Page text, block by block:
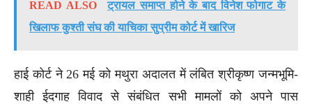
READ ALSO
ट्रायल समाप्त होने के बाद विनेश फोगाट के
खिलाफ कुश्ती संघ की याचिका सुप्रीम कोर्ट में खारिज
हाई कोर्ट ने 26 मई को मथुरा अदालत में लंबित श्रीकृष्ण जन्मभूमि-
शाही ईदगाह विवाद से संबंधित सभी मामलों को अपने पास